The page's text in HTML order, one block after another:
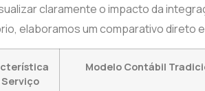
claramente o impacto da
elaboramos um comparativo direto
Modelo Contábil